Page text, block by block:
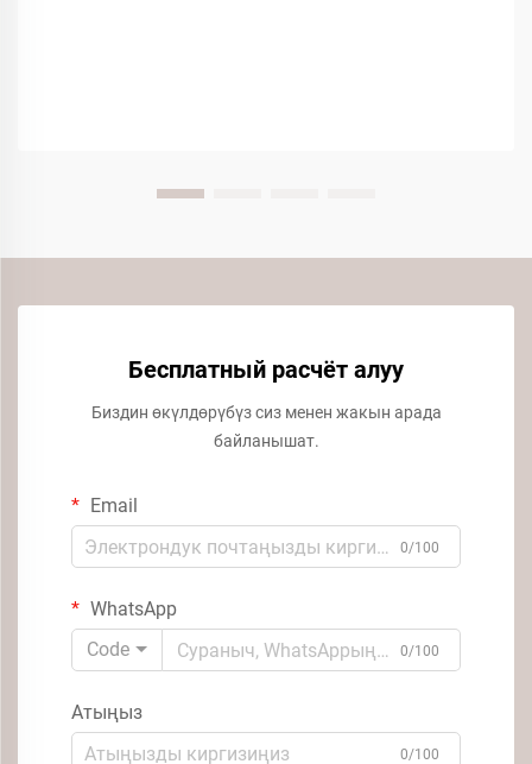
Бесплатный расчёт алуу
Биздин өкүлдөрүбүз сиз менен жакын арада
байланышат.
Email
0/100
WhatsApp
Code
0/100
Атыңыз
0/100